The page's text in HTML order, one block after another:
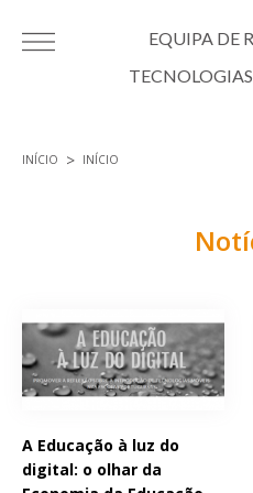
EQUIPA DE
INÍCIO INÍCIO
A Educação à luz do
digital: o olhar da
Páginas